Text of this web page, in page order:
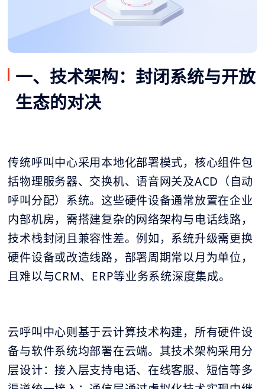
一、技术架构：封闭系统与开放
生态的对决
传统呼叫中心采用本地化部署模式，核心组件包
括物理服务器、交换机、语音网关及ACD（自动
呼叫分配）系统。这些硬件设备通常放置在企业
内部机房，需搭建复杂的网络架构与电话线路，
技术栈封闭且兼容性差。例如，系统升级需更换
硬件设备或改造线路，部署周期常以月为单位，
且难以与CRM、ERP等业务系统深度集成。
云呼叫中心则基于云计算技术构建，所有硬件设
备与软件系统均部署在云端。其技术架构采用分
层设计：接入层支持电话、在线客服、短信等多